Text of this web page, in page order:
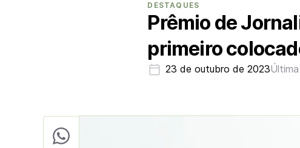
DESTAQUES
Prêmio de
primeiro
23 de outubro de 2023